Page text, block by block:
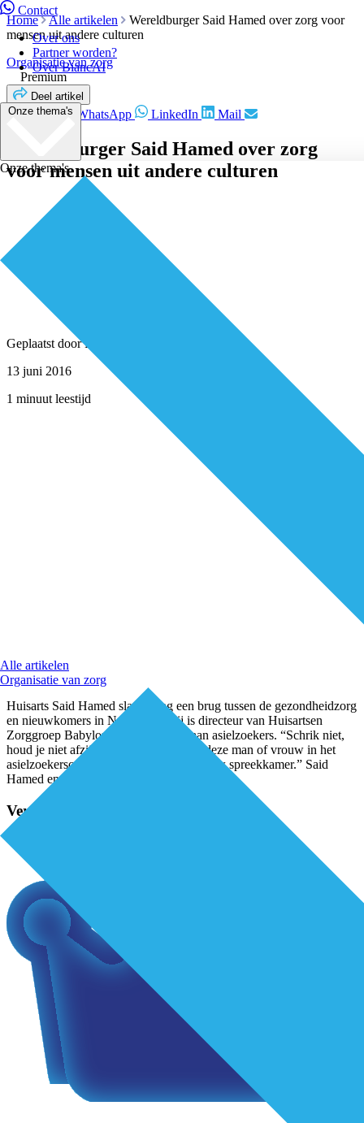
Contact
Over ons
Partner worden?
Over BiancAI
Onze thema's
Onze thema's
Alle artikelen
Organisatie van zorg
Home Alle artikelen
Wereldburger Said Hamed over zorg voor
mensen uit andere culturen
Organisatie van zorg
Premium
Deel artikel
Facebook WhatsApp LinkedIn Mail
Wereldburger Said Hamed over zorg
voor mensen uit andere culturen
Geplaatst doorRedactie
13 juni 2016
1 minuut leestijd
Huisarts Said Hamed slaat graag een brug tussen de gezondheidzorg
en nieuwkomers in Nederland. Hij is directeur van Huisartsen
Zorggroep Babylon, die zorg levert aan asielzoekers. “Schrik niet,
houd je niet afzijdig, want vandaag zit deze man of vrouw in het
asielzoekerscentrum, maar morgen in jouw spreekkamer.” Said
Hamed en zijn
Verder lezen?